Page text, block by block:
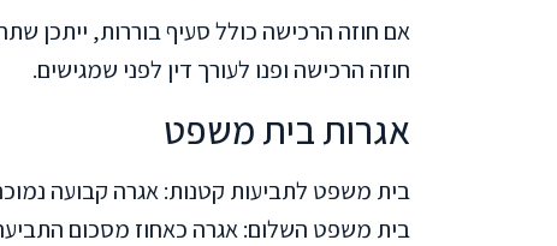
אם חוזה הרכישה כולל סעיף בוררות, ייתכן
חוזה הרכישה ופנו לעורך דין לפני שמגישים.
אגרות בית משפט
בית משפט לתביעות קטנות: אגרה קבועה
בית משפט השלום: אגרה כאחוז מסכום התביעה (2.5% בשלבים